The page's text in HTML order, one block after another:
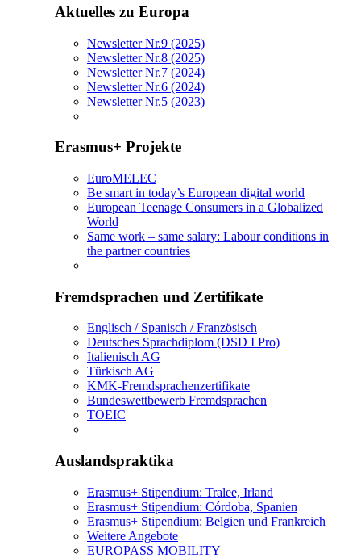
Aktuelles zu Europa
Newsletter Nr.9 (2025)
Newsletter Nr.8 (2025)
Newsletter Nr.7 (2024)
Newsletter Nr.6 (2024)
Newsletter Nr.5 (2023)
Erasmus+ Projekte
EuroMELEC
Be smart in today’s European digital world
European Teenage Consumers in a Globalized
World
Same work – same salary: Labour conditions in
the partner countries
Fremdsprachen und Zertifikate
Englisch / Spanisch / Französisch
Deutsches Sprachdiplom (DSD I Pro)
Italienisch AG
Türkisch AG
KMK-Fremdsprachenzertifikate
Bundeswettbewerb Fremdsprachen
TOEIC
Auslandspraktika
Erasmus+ Stipendium: Tralee, Irland
Erasmus+ Stipendium: Córdoba, Spanien
Erasmus+ Stipendium: Belgien und Frankreich
Weitere Angebote
EUROPASS MOBILITY